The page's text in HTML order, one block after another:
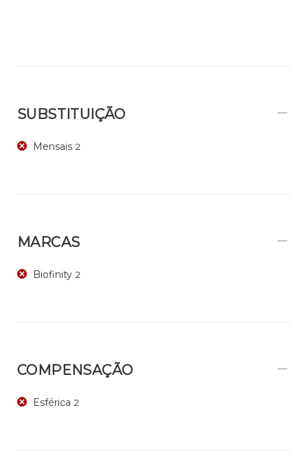
SUBSTITUIÇÃO
Mensais 2
MARCAS
Biofinity 2
COMPENSAÇÃO
Esférica 2